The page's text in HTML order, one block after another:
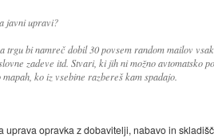
javni upravi?
trgu bi namreč dobil 30 povsem random mailov
zadeve itd. Stvari, ki jih ni možno avtomatsko
ko iz vsebine razbereš kam spadajo.
uprava opravka z dobavitelji, nabavo in